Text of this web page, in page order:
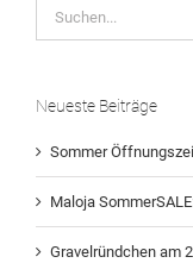
Neueste Beiträge
Sommer
Maloja
Gravelründchen am